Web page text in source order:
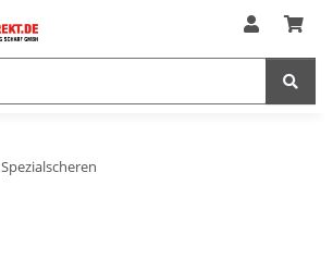
Spezialscheren